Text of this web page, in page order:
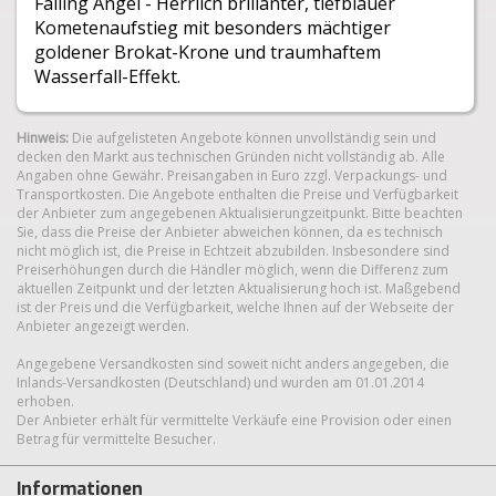
Kometenaufstieg mit besonders mächtiger
goldener Brokat-Krone und traumhaftem
Wasserfall-Effekt.
Hinweis: Die aufgelisteten Angebote können unvollständig sein und
decken den Markt aus technischen Gründen nicht vollständig ab. Alle
Angaben ohne Gewähr. Preisangaben in Euro zzgl. Verpackungs- und
Transportkosten. Die Angebote enthalten die Preise und Verfügbarkeit
der Anbieter zum angegebenen Aktualisierungzeitpunkt. Bitte beachten
Sie, dass die Preise der Anbieter abweichen können, da es technisch
nicht möglich ist, die Preise in Echtzeit abzubilden. Insbesondere sind
Preiserhöhungen durch die Händler möglich, wenn die Differenz zum
aktuellen Zeitpunkt und der letzten Aktualisierung hoch ist. Maßgebend
ist der Preis und die Verfügbarkeit, welche Ihnen auf der Webseite der
Anbieter angezeigt werden.
Angegebene Versandkosten sind soweit nicht anders angegeben, die
Inlands-Versandkosten (Deutschland) und wurden am 01.01.2014
erhoben.
Der Anbieter erhält für vermittelte Verkäufe eine Provision oder einen
Betrag für vermittelte Besucher.
Informationen